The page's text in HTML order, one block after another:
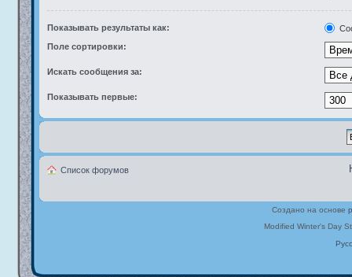
Показывать результаты как:
Поле сортировки:
Искать сообщения за:
Показывать первые:
Список форумов
Создано на основе
Modified Winter's Day